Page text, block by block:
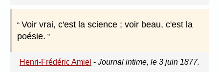
Voir vrai, c'est la science ; voir beau, c'est la
poésie.
Henri-Frédéric Amiel - Journal intime, le 3 juin 1877.